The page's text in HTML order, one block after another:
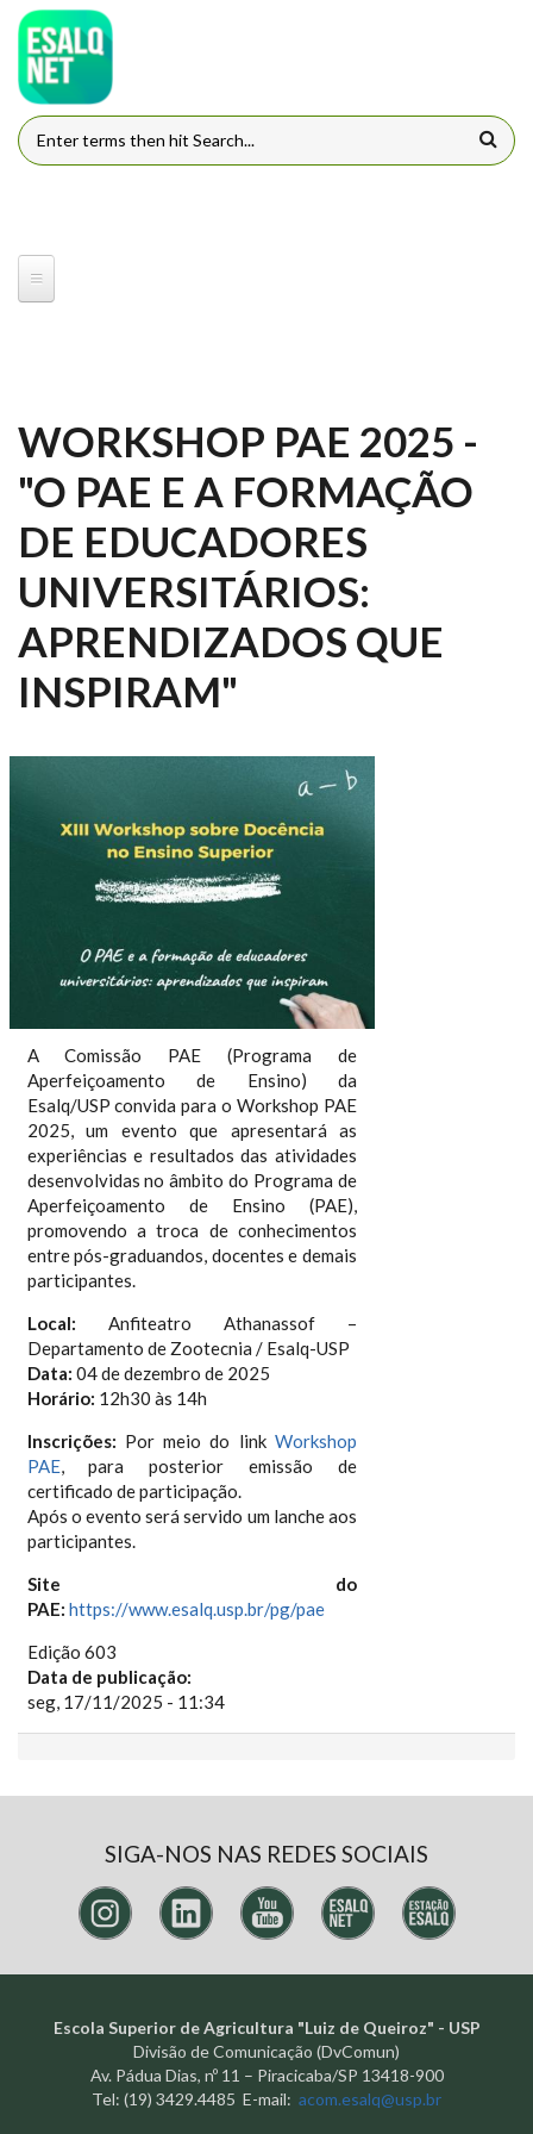
Pular para o conteúdo principal
FORMULÁRIO DE BUSCA
WORKSHOP PAE 2025 -
"O PAE E A FORMAÇÃO
DE EDUCADORES
UNIVERSITÁRIOS:
APRENDIZADOS QUE
INSPIRAM"
A Comissão PAE (Programa de
Aperfeiçoamento de Ensino) da
Esalq/USP convida para o Workshop PAE
2025, um evento que apresentará as
experiências e resultados das atividades
desenvolvidas no âmbito do Programa de
Aperfeiçoamento de Ensino (PAE),
promovendo a troca de conhecimentos
entre pós-graduandos, docentes e demais
participantes.
Local: Anfiteatro Athanassof –
Departamento de Zootecnia / Esalq-USP
Data: 04 de dezembro de 2025
Horário: 12h30 às 14h
Inscrições: Por meio do linkWorkshop
PAE, para posterior emissão de
certificado de participação.
Após o evento será servido um lanche aos
participantes.
Site do
PAE: https://www.esalq.usp.br/pg/pae
Edição 603
Data de publicação:
seg, 17/11/2025 - 11:34
SIGA-NOS NAS REDES SOCIAIS
Escola Superior de Agricultura "Luiz de Queiroz" - USP
Divisão de Comunicação (DvComun)
Av. Pádua Dias, nº 11 – Piracicaba/SP 13418-900
Tel: (19) 3429.4485 E-mail: acom.esalq@usp.br